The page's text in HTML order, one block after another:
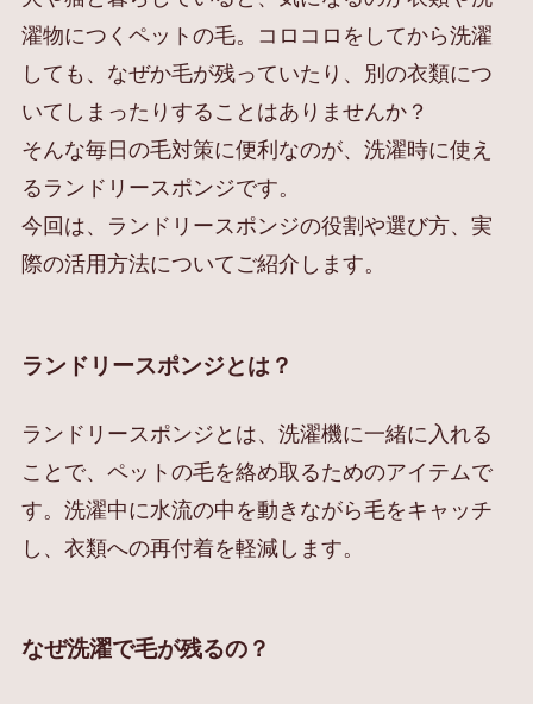
濯物につくペットの毛。コロコロをしてから洗濯
しても、なぜか毛が残っていたり、別の衣類につ
いてしまったりすることはありませんか？
そんな毎日の毛対策に便利なのが、洗濯時に使え
るランドリースポンジです。
今回は、ランドリースポンジの役割や選び方、実
際の活用方法についてご紹介します。
ランドリースポンジとは？
ランドリースポンジとは、洗濯機に一緒に入れる
ことで、ペットの毛を絡め取るためのアイテムで
す。洗濯中に水流の中を動きながら毛をキャッチ
し、衣類への再付着を軽減します。
なぜ洗濯で毛が残るの？